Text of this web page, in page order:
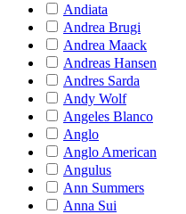
Andiata
Andrea Brugi
Andrea Maack
Andreas Hansen
Andres Sarda
Andy Wolf
Angeles Blanco
Anglo
Anglo American
Angulus
Ann Summers
Anna Sui